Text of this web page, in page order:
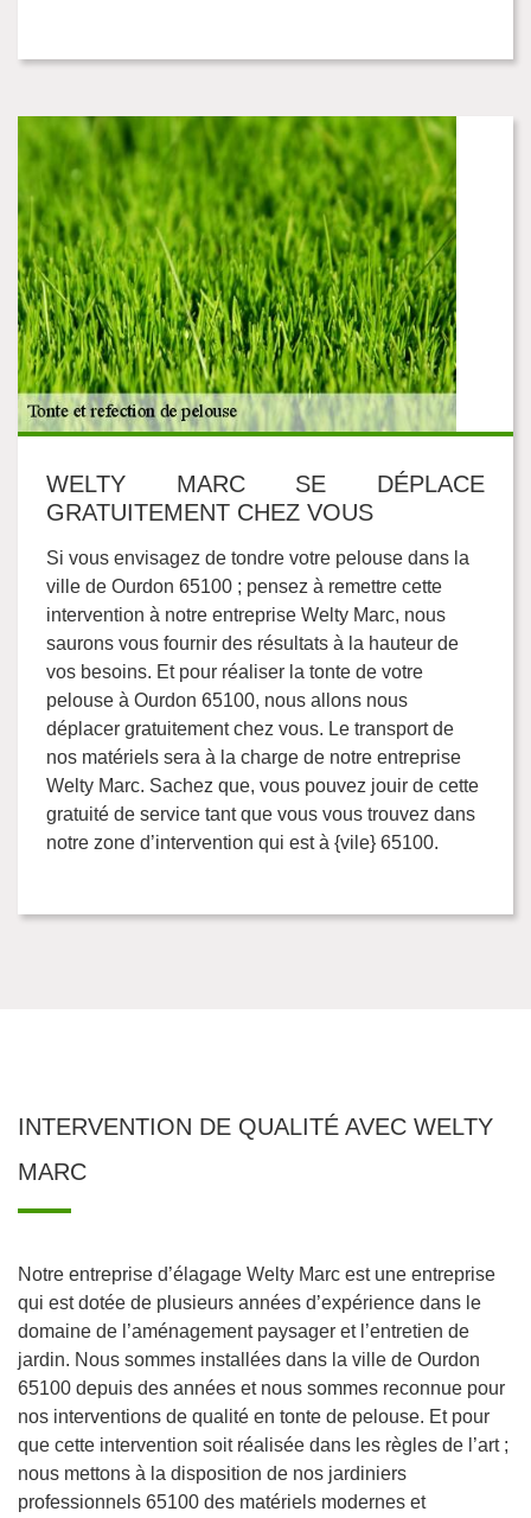
WELTY MARC SE DÉPLACE
GRATUITEMENT CHEZ VOUS
Si vous envisagez de tondre votre pelouse dans la
ville de Ourdon 65100 ; pensez à remettre cette
intervention à notre entreprise Welty Marc, nous
saurons vous fournir des résultats à la hauteur de
vos besoins. Et pour réaliser la tonte de votre
pelouse à Ourdon 65100, nous allons nous
déplacer gratuitement chez vous. Le transport de
nos matériels sera à la charge de notre entreprise
Welty Marc. Sachez que, vous pouvez jouir de cette
gratuité de service tant que vous vous trouvez dans
notre zone d’intervention qui est à {vile} 65100.
INTERVENTION DE QUALITÉ AVEC WELTY
MARC
Notre entreprise d’élagage Welty Marc est une entreprise
qui est dotée de plusieurs années d’expérience dans le
domaine de l’aménagement paysager et l’entretien de
jardin. Nous sommes installées dans la ville de Ourdon
65100 depuis des années et nous sommes reconnue pour
nos interventions de qualité en tonte de pelouse. Et pour
que cette intervention soit réalisée dans les règles de l’art ;
nous mettons à la disposition de nos jardiniers
professionnels 65100 des matériels modernes et